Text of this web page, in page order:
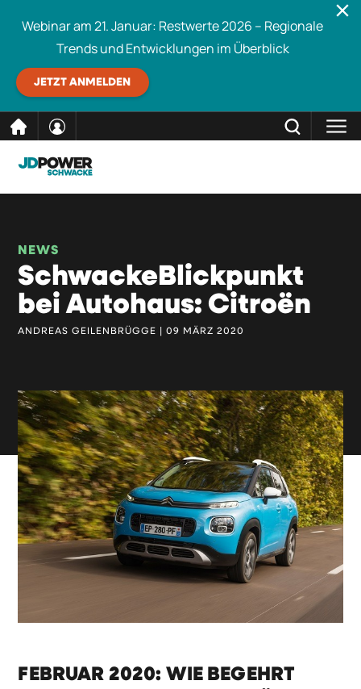
Inhalt
Webinar am 21. Januar: Restwerte 2026 – Regionale
Trends und Entwicklungen im Überblick
JETZT ANMELDEN
NEWS
SchwackeBlickpunkt
bei Autohaus: Citroën
ANDREAS GEILENBRÜGGE | 09 MÄRZ 2020
FEBRUAR 2020: WIE BEGEHRT